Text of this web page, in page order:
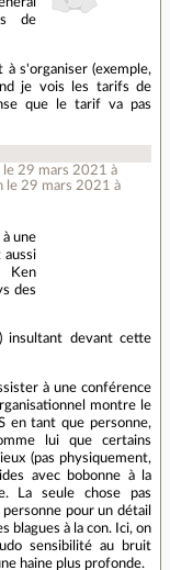
de
s'organiser (exemple,
je vois les tarifs de
que le tarif va pas
le 29 mars 2021 à
le 29 mars 2021 à
une
aussi
des
insultant devant cette
à une conférence
montre le
en tant que personne,
lui que certains
(pas physiquement,
avec bobonne à la
La seule chose pas
pour un détail
blagues à la con. Ici, on
sensibilité au bruit
haine plus profonde.